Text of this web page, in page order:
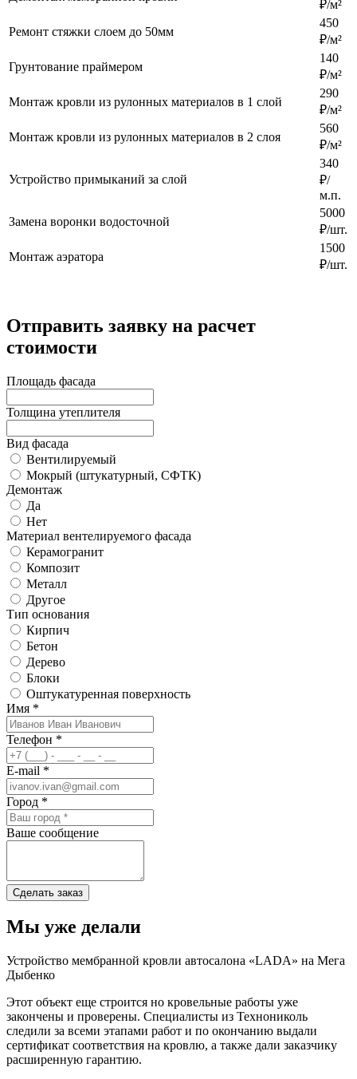
₽/м²
Ремонт стяжки слоем до 50мм
450
₽/м²
Грунтование праймером
140
₽/м²
Монтаж кровли из рулонных материалов в 1 слой
290
₽/м²
Монтаж кровли из рулонных материалов в 2 слоя
560
₽/м²
Устройство примыканий за слой
340
₽/
м.п.
Замена воронки водосточной
5000
₽/шт.
Монтаж аэратора
1500
₽/шт.
Отправить заявку на расчет
стоимости
Площадь фасада
Толщина утеплителя
Вид фасада
Вентилируемый
Мокрый (штукатурный, СФТК)
Демонтаж
Да
Нет
Материал вентелируемого фасада
Керамогранит
Композит
Металл
Другое
Тип основания
Кирпич
Бетон
Дерево
Блоки
Оштукатуренная поверхность
Имя *
Телефон *
E-mail *
Город *
Ваше сообщение
Мы уже делали
Устройство мембранной кровли автосалона «LADA» на Мега
Дыбенко
Этот объект еще строится но кровельные работы уже
закончены и проверены. Специалисты из Технониколь
следили за всеми этапами работ и по окончанию выдали
сертификат соответствия на кровлю, а также дали заказчику
расширенную гарантию.